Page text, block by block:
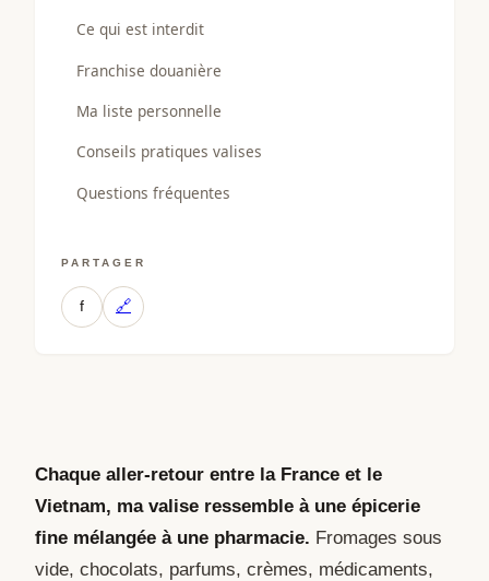
Ce qui est interdit
Franchise douanière
Ma liste personnelle
Conseils pratiques valises
Questions fréquentes
PARTAGER
f 🔗
Chaque aller-retour entre la France et le
Vietnam, ma valise ressemble à une épicerie
fine mélangée à une pharmacie. Fromages sous
vide, chocolats, parfums, crèmes, médicaments,